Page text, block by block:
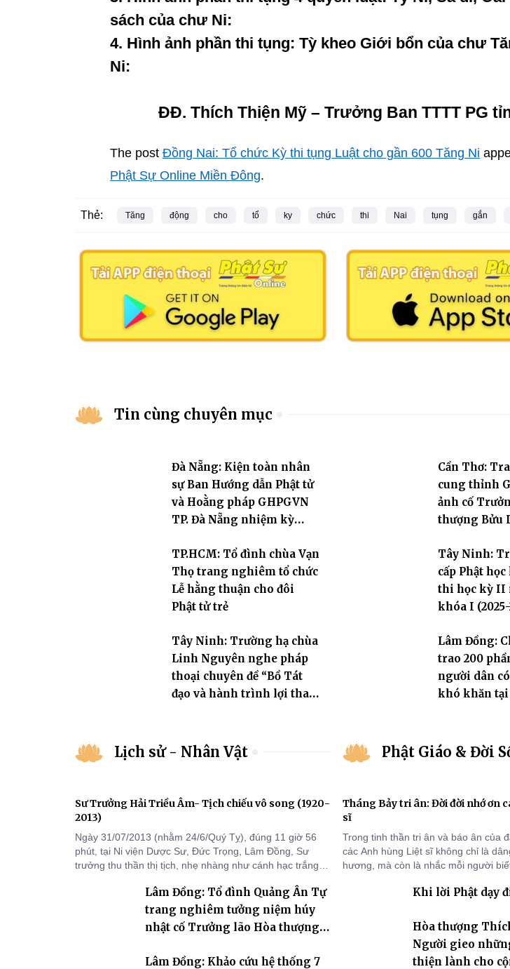
sách của chư Ni:
4. Hình ảnh phần thi tụng: Tỳ kheo Giới bổn của chư
Ni:
ĐĐ. Thích Thiện Mỹ – Trưởng Ban TTTT PG
The post Đồng Nai: Tổ chức Kỳ thi tụng Luật cho gần 600 Tăng Ni
Phật Sự Online Miền Đông.
Thẻ: Tăng động cho tổ ky chức thi Nai tụng gắn
Tin cùng chuyên mục
Đà Nẵng: Kiện toàn nhân
sự Ban Hướng dẫn Phật tử
và Hoằng pháp GHPGVN
TP. Đà Nẵng nhiệm kỳ
Cần Thơ:
cung thỉnh
ảnh cố
thượng Bửu
giới trường
TP.HCM: Tổ đình chùa Vạn
Thọ trang nghiêm tổ chức
Lễ hằng thuận cho đôi
Phật tử trẻ
Tây Ninh:
cấp Phật
thi học kỳ II
khóa I
Tây Ninh: Trường hạ chùa
Linh Nguyên nghe pháp
thoại chuyên đề “Bồ Tát
đạo và hành trình lợi tha”
Lâm Đồng:
trao 200
người dân
khó khăn
Lịch sử - Nhân Vật
Sư Trưởng Hải Triều Âm- Tịch chiếu vô song (1920-
2013)
Ngày 31/07/2013 (nhằm 24/6/Quý Tỵ), đúng 11 giờ 56
phút, tại Ni viện Dược Sư, Đức Trọng, Lâm Đồng, Sư
trưởng thu thần thị tịch, nhẹ nhàng như cánh hạc trắng
Lâm Đồng: Tổ đình Quảng Ân Tự
trang nghiêm tưởng niệm húy
nhật cố Trưởng lão Hòa thượng
Lâm Đồng: Khảo cứu hệ thống 7
Phật Giáo & Đời
Tháng Bảy tri ân: Đời đời nhớ ơn
sĩ
Trong tinh thần tri ân và báo ân của
các Anh hùng Liệt sĩ không chỉ là
hương, mà còn là nhắc mỗi người
Khi lời Phật dạy
Hòa thượng
Người gieo
thiện lành cho